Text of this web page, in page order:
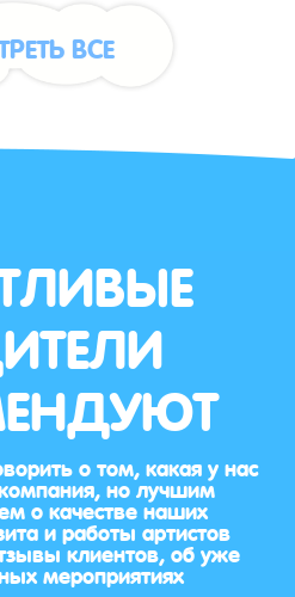
ВСЕ
о том, какая у нас
но лучшим
о качестве наших
и работы артистов
клиентов, об уже
мероприятиях